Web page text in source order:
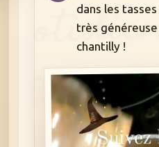
dans les
très
chantilly !